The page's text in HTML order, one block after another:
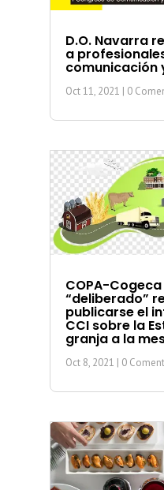
D.O. Navarra
a
comunicación
Oct 11, 2021 | 0
COPA-
“deliberado”
publicarse el
CCI sobre la
granja a la
Oct 8, 2021 | 0